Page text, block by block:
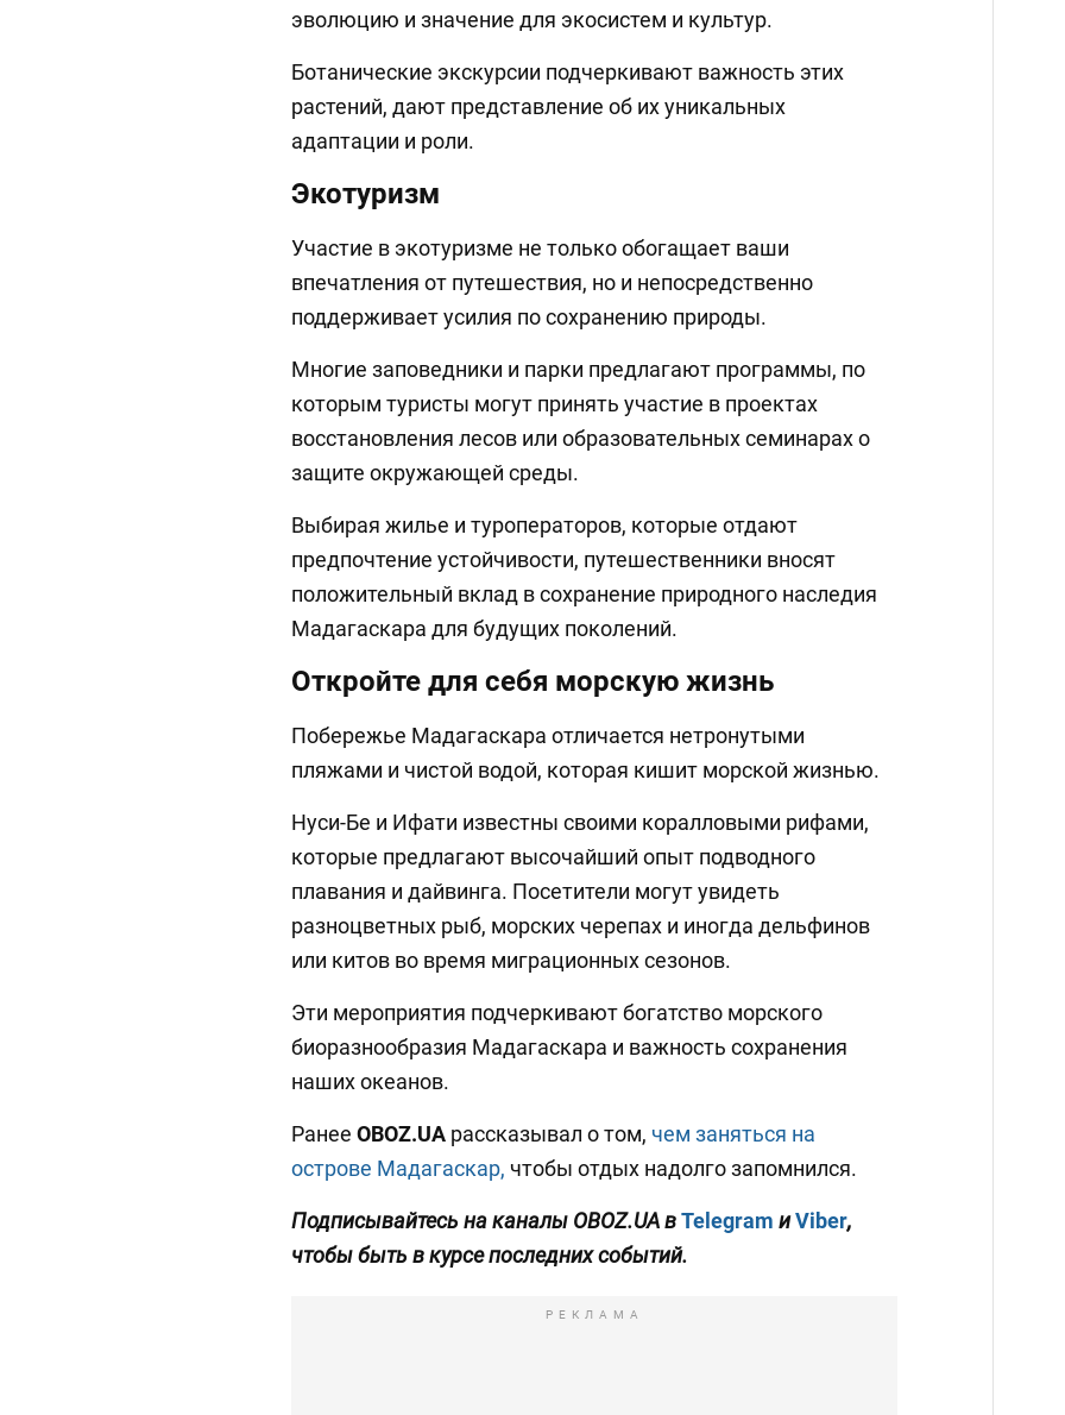
эволюцию и значение для экосистем и культур.
Ботанические экскурсии подчеркивают важность этих
растений, дают представление об их уникальных
адаптации и роли.
Экотуризм
Участие в экотуризме не только обогащает ваши
впечатления от путешествия, но и непосредственно
поддерживает усилия по сохранению природы.
Многие заповедники и парки предлагают программы, по
которым туристы могут принять участие в проектах
восстановления лесов или образовательных семинарах о
защите окружающей среды.
Выбирая жилье и туроператоров, которые отдают
предпочтение устойчивости, путешественники вносят
положительный вклад в сохранение природного наследия
Мадагаскара для будущих поколений.
Откройте для себя морскую жизнь
Побережье Мадагаскара отличается нетронутыми
пляжами и чистой водой, которая кишит морской жизнью.
Нуси-Бе и Ифати известны своими коралловыми рифами,
которые предлагают высочайший опыт подводного
плавания и дайвинга. Посетители могут увидеть
разноцветных рыб, морских черепах и иногда дельфинов
или китов во время миграционных сезонов.
Эти мероприятия подчеркивают богатство морского
биоразнообразия Мадагаскара и важность сохранения
наших океанов.
Ранее OBOZ.UA рассказывал о том, чем заняться на
острове Мадагаскар, чтобы отдых надолго запомнился.
Подписывайтесь на каналы OBOZ.UA вTelegram иViber,
чтобы быть в курсе последних событий.
РЕКЛАМА